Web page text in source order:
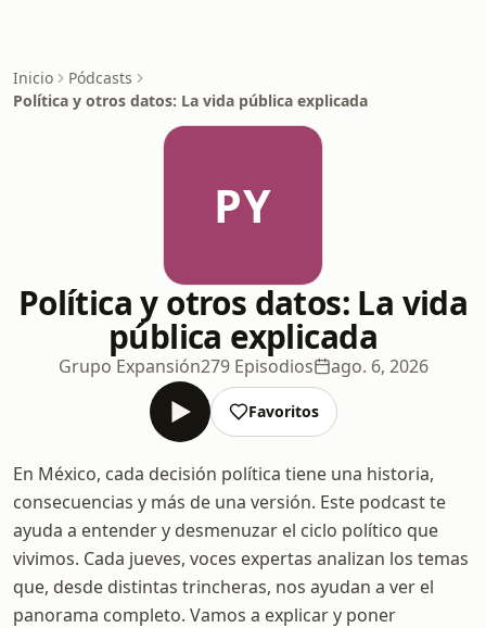
Inicio
Pódcasts
Política y otros datos: La vida pública explicada
PY
Política y otros datos: La vida
pública explicada
Grupo Expansión279 Episodios ago. 6, 2026
Favoritos
En México, cada decisión política tiene una historia,
consecuencias y más de una versión. Este podcast te
ayuda a entender y desmenuzar el ciclo político que
vivimos. Cada jueves, voces expertas analizan los temas
que, desde distintas trincheras, nos ayudan a ver el
panorama completo. Vamos a explicar y poner